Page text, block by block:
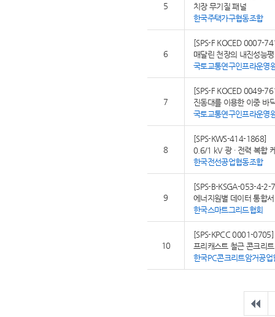
5
치장 무기질 패널
한국주택가구협동조합
6
[SPS-F KOCED 0007-
매달린 천장의 내진성능
국토교통연구인프라운영
7
[SPS-F KOCED 0049-
진동대를 이용한 이중 바
국토교통연구인프라운영
8
[SPS-KWS-414-1868]
0.6/1 kV 광 ∙ 전력 복합
한국전선공업협동조합
9
[SPS-B-KSGA-053-4-2-
에너지원별 데이터 통합
한국스마트그리드협회
10
[SPS-KPCC 0001-0705]
프리캐스트 철근 콘크리
한국PC콘크리트암거공업